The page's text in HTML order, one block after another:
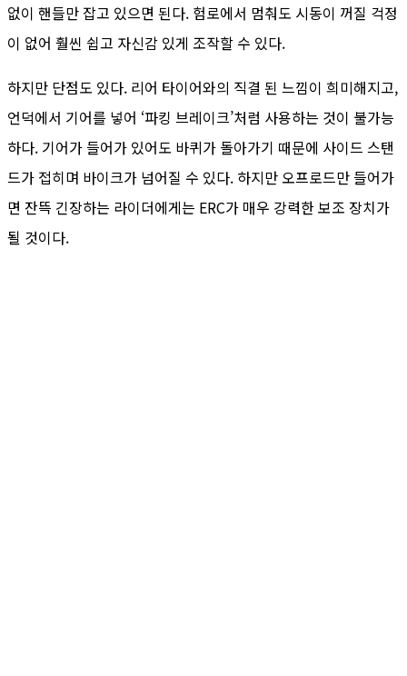
없이 핸들만 잡고 있으면 된다. 험로에서 멈춰도 시동이 꺼질 걱정
이 없어 훨씬 쉽고 자신감 있게 조작할 수 있다.
하지만 단점도 있다. 리어 타이어와의 직결 된 느낌이 희미해지고,
언덕에서 기어를 넣어 ‘파킹 브레이크’처럼 사용하는 것이 불가능
하다. 기어가 들어가 있어도 바퀴가 돌아가기 때문에 사이드 스탠
드가 접히며 바이크가 넘어질 수 있다. 하지만 오프로드만 들어가
면 잔뜩 긴장하는 라이더에게는 ERC가 매우 강력한 보조 장치가
될 것이다.